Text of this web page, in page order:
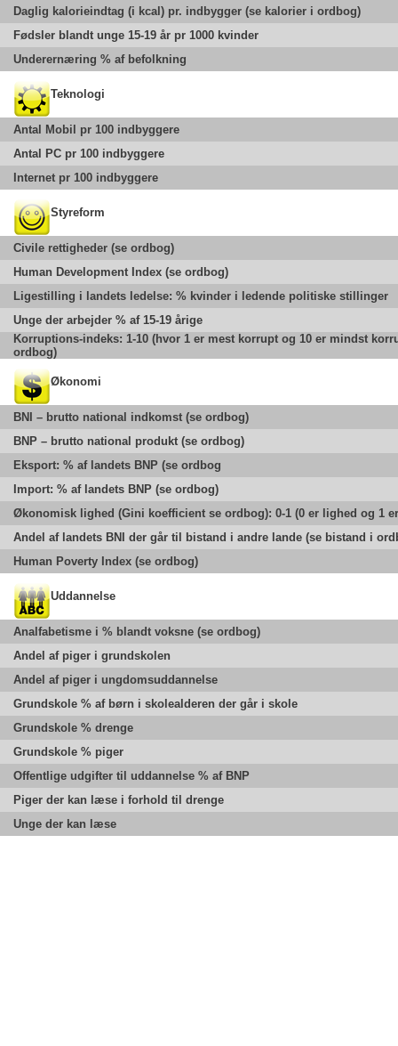
Daglig kalorieindtag (i kcal) pr. indbygger (se kalorier i ordbog)
Fødsler blandt unge 15-19 år pr 1000 kvinder
Underernæring % af befolkning
Teknologi
Antal Mobil pr 100 indbyggere
Antal PC pr 100 indbyggere
Internet pr 100 indbyggere
Styreform
Civile rettigheder (se ordbog)
Human Development Index (se ordbog)
Ligestilling i landets ledelse: % kvinder i ledende politiske stillinger
Unge der arbejder % af 15-19 årige
Korruptions-indeks: 1-10 (hvor 1 er mest korrupt og 10 er mindst
ordbog)
Økonomi
BNI – brutto national indkomst (se ordbog)
BNP – brutto national produkt (se ordbog)
Eksport: % af landets BNP (se ordbog
Import: % af landets BNP (se ordbog)
Økonomisk lighed (Gini koefficient se ordbog): 0-1 (0 er lighed og 1
Andel af landets BNI der går til bistand i andre lande (se bistand i
Human Poverty Index (se ordbog)
Uddannelse
Analfabetisme i % blandt voksne (se ordbog)
Andel af piger i grundskolen
Andel af piger i ungdomsuddannelse
Grundskole % af børn i skolealderen der går i skole
Grundskole % drenge
Grundskole % piger
Offentlige udgifter til uddannelse % af BNP
Piger der kan læse i forhold til drenge
Unge der kan læse